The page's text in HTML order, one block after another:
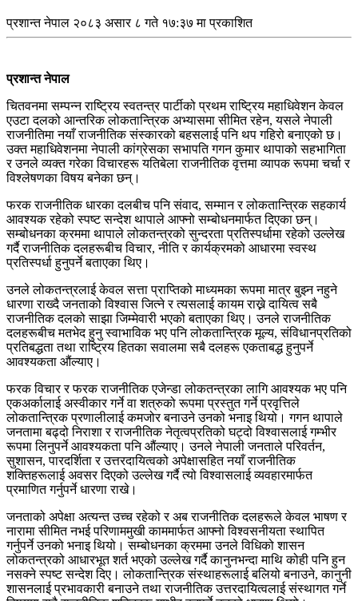
प्रशान्त नेपाल २०८३ असार ८ गते १७:३७ मा प्रकाशित
प्रशान्त नेपाल
चितवनमा सम्पन्न राष्ट्रिय स्वतन्त्र पार्टीको प्रथम राष्ट्रिय महाधिवेशन केवल
एउटा दलको आन्तरिक लोकतान्त्रिक अभ्यासमा सीमित रहेन, यसले नेपाली
राजनीतिमा नयाँ राजनीतिक संस्कारको बहसलाई पनि थप गहिरो बनाएको छ।
उक्त महाधिवेशनमा नेपाली कांग्रेसका सभापति गगन कुमार थापाको सहभागिता
र उनले व्यक्त गरेका विचारहरू यतिबेला राजनीतिक वृत्तमा व्यापक रूपमा चर्चा र
विश्लेषणका विषय बनेका छन्।
फरक राजनीतिक धारका दलबीच पनि संवाद, सम्मान र लोकतान्त्रिक सहकार्य
आवश्यक रहेको स्पष्ट सन्देश थापाले आफ्नो सम्बोधनमार्फत दिएका छन्।
सम्बोधनका क्रममा थापाले लोकतन्त्रको सुन्दरता प्रतिस्पर्धामा रहेको उल्लेख
गर्दै राजनीतिक दलहरूबीच विचार, नीति र कार्यक्रमको आधारमा स्वस्थ
प्रतिस्पर्धा हुनुपर्ने बताएका थिए।
उनले लोकतन्त्रलाई केवल सत्ता प्राप्तिको माध्यमका रूपमा मात्र बुझ्न नहुने
धारणा राख्दै जनताको विश्वास जित्ने र त्यसलाई कायम राख्ने दायित्व सबै
राजनीतिक दलको साझा जिम्मेवारी भएको बताएका थिए। उनले राजनीतिक
दलहरूबीच मतभेद हुनु स्वाभाविक भए पनि लोकतान्त्रिक मूल्य, संविधानप्रतिको
प्रतिबद्धता तथा राष्ट्रिय हितका सवालमा सबै दलहरू एकताबद्ध हुनुपर्ने
आवश्यकता औंल्याए।
फरक विचार र फरक राजनीतिक एजेन्डा लोकतन्त्रका लागि आवश्यक भए पनि
एकअर्कालाई अस्वीकार गर्ने वा शत्रुको रूपमा प्रस्तुत गर्ने प्रवृत्तिले
लोकतान्त्रिक प्रणालीलाई कमजोर बनाउने उनको भनाइ थियो। गगन थापाले
जनतामा बढ्दो निराशा र राजनीतिक नेतृत्वप्रतिको घट्दो विश्वासलाई गम्भीर
रूपमा लिनुपर्ने आवश्यकता पनि औंल्याए। उनले नेपाली जनताले परिवर्तन,
सुशासन, पारदर्शिता र उत्तरदायित्वको अपेक्षासहित नयाँ राजनीतिक
शक्तिहरूलाई अवसर दिएको उल्लेख गर्दै त्यो विश्वासलाई व्यवहारमार्फत
प्रमाणित गर्नुपर्ने धारणा राखे।
जनताको अपेक्षा अत्यन्त उच्च रहेको र अब राजनीतिक दलहरूले केवल भाषण र
नारामा सीमित नभई परिणाममुखी काममार्फत आफ्नो विश्वसनीयता स्थापित
गर्नुपर्ने उनको भनाइ थियो। सम्बोधनका क्रममा उनले विधिको शासन
लोकतन्त्रको आधारभूत शर्त भएको उल्लेख गर्दै कानुनभन्दा माथि कोही पनि हुन
नसक्ने स्पष्ट सन्देश दिए। लोकतान्त्रिक संस्थाहरूलाई बलियो बनाउने, कानुनी
शासनलाई प्रभावकारी बनाउने तथा राजनीतिक उत्तरदायित्वलाई संस्थागत गर्ने